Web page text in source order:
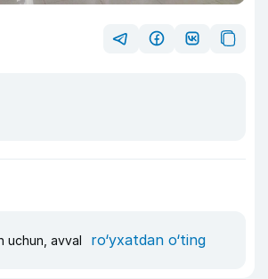
uchun, avval ro‘yxatdan o‘ting